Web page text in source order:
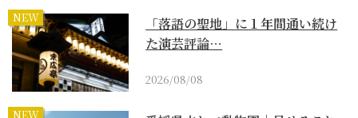
NEW
「落語の聖地」に１年間通い続け
た演芸評論…
2026/08/08
NEW